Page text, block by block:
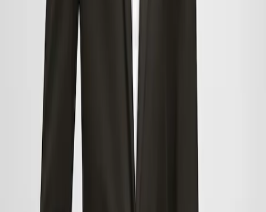
Mądre zakupy podczas
wyprzedaży
Okres wyprzedaży może niektórych przytłoczyć: "Co powinienem
kupić? Gdzie? Czy zostanie coś w moim rozmiarze?". Bez wątpienia
podczas tych dwóch miesięcy, w których konsumenci otrzymują tak
wiele zachęt, ważne jest, aby opracować plan zakupu zarówno
rzeczy, których potrzebujemy, jak i tych "miłości od pierwszego
wejrzenia" w inteligentny sposób. Chcesz odnieść sukces podczas
zimowych wyprzedaży? Postępuj zgodnie z tymi wskazówkami, a
odniesiesz sukces:
1. Przede wszystkim zrób listę odzieży i akcesoriów, których